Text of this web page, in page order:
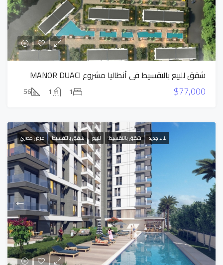
شقق للبيع بالتقسيط في أنطاليا مشروع MANOR DUACI
$77,000
1
1
56
بناء جديد شقق بالتقسيط للبيع شقق بالتقسيط عرض حصري